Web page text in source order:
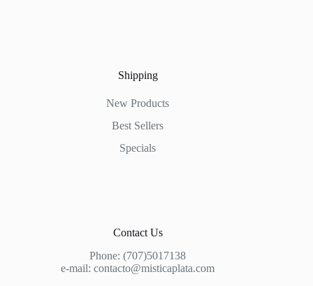
Shipping
New Products
Best Sellers
Specials
Contact Us
Phone:(707)5017138
e-mail: contacto@misticaplata.com